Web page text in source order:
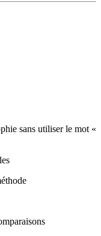
sans utiliser le mot «